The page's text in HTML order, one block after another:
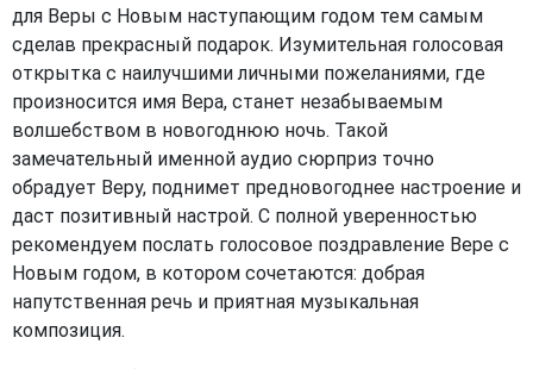
для Веры с Новым наступающим годом тем самым
сделав прекрасный подарок. Изумительная голосовая
открытка с наилучшими личными пожеланиями, где
произносится имя Вера, станет незабываемым
волшебством в новогоднюю ночь. Такой
замечательный именной аудио сюрприз точно
обрадует Веру, поднимет предновогоднее настроение и
даст позитивный настрой. С полной уверенностью
рекомендуем послать голосовое поздравление Вере с
Новым годом, в котором сочетаются: добрая
напутственная речь и приятная музыкальная
композиция.